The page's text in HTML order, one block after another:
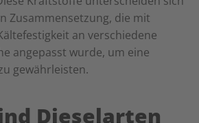
Zusammensetzung, die mit
an verschiedene
angepasst wurde, um eine
gewährleisten.
Dieselarten